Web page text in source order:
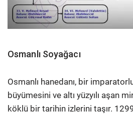
Osmanlı Soyağacı
Osmanlı hanedanı, bir
büyümesini ve altı yüzyılı aşan
köklü bir tarihin izlerini taşır.